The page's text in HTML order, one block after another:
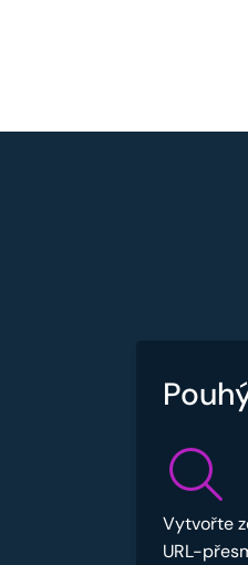
Vytvořte
URL-